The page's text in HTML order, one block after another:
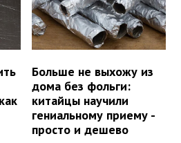
Больше не выхожу из
дома без фольги:
китайцы научили
гениальному приему -
просто и дешево